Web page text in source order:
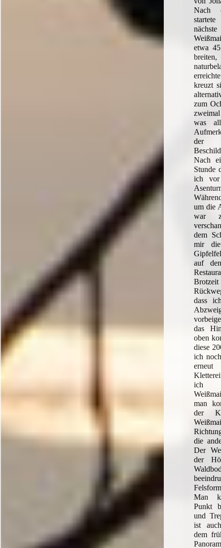
Nach
etwa
kreuzt
zum
was
der
Nach
Stunde
ich vor
um die
war
dem
mir
auf
dass
das
oben
diese
ich
ich
man
der
die
Der
der
Man
Punkt
und
ist
dem